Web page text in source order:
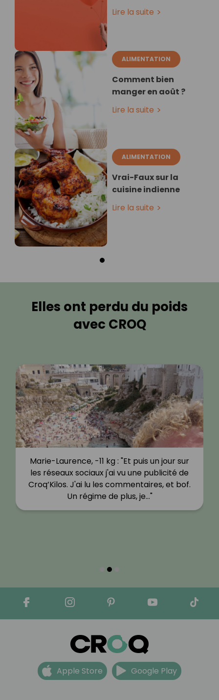
Lire la suite
ALIMENTATION
Comment bien
manger en août ?
Lire la suite
ALIMENTATION
Vrai-Faux sur la
cuisine indienne
Lire la suite
Elles ont perdu du poids
avec CROQ
Marie-Laurence, -11 kg : "Et puis un jour sur
les réseaux sociaux j'ai vu une publicité de
Croq’Kilos. J'ai lu les commentaires, et bof.
Un régime de plus, je…"
Apple Store Google Play